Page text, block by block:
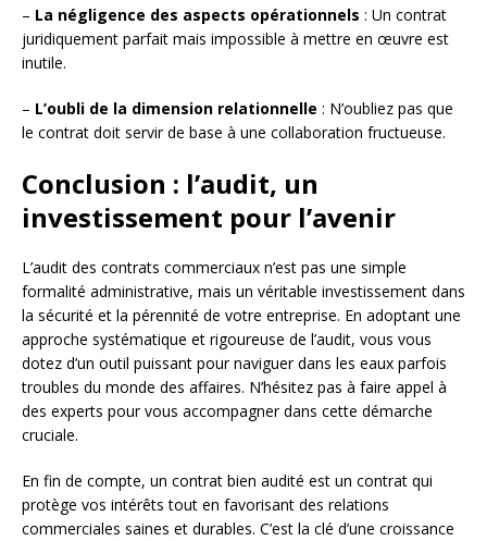
– La négligence des aspects opérationnels : Un contrat
juridiquement parfait mais impossible à mettre en œuvre est
inutile.
– L’oubli de la dimension relationnelle : N’oubliez pas que
le contrat doit servir de base à une collaboration fructueuse.
Conclusion : l’audit, un
investissement pour l’avenir
L’audit des contrats commerciaux n’est pas une simple
formalité administrative, mais un véritable investissement dans
la sécurité et la pérennité de votre entreprise. En adoptant une
approche systématique et rigoureuse de l’audit, vous vous
dotez d’un outil puissant pour naviguer dans les eaux parfois
troubles du monde des affaires. N’hésitez pas à faire appel à
des experts pour vous accompagner dans cette démarche
cruciale.
En fin de compte, un contrat bien audité est un contrat qui
protège vos intérêts tout en favorisant des relations
commerciales saines et durables. C’est la clé d’une croissance